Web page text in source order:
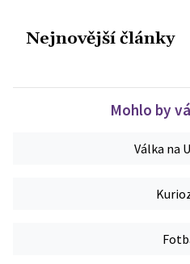
Nejnovější články
Mohlo by
Válka na